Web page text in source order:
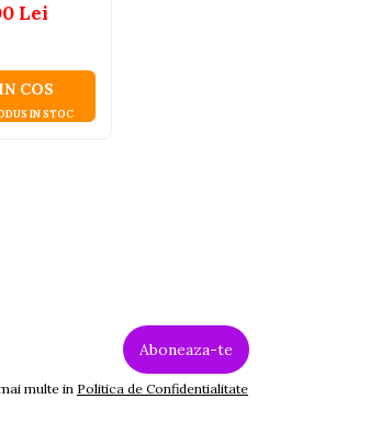
Lei
COS
IN STOC
multe in Politica de Confidentialitate